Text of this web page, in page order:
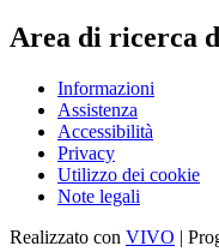
Area di ricerca
Informazioni
Assistenza
Accessibilità
Privacy
Utilizzo dei cookie
Note legali
Realizzato con VIVO |